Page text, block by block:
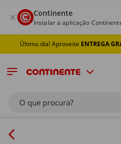
Continente
Instalar a aplicação
Último dia! AproveiteENTREGA
O que procura?